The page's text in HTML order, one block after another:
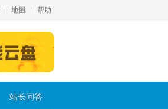
地图 帮助
站长问答